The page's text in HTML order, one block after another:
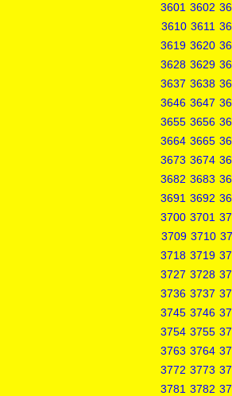
3601 3602
3610 3611
3619 3620
3628 3629
3637 3638
3646 3647
3655 3656
3664 3665
3673 3674
3682 3683
3691 3692
3700 3701
3709 3710
3718 3719
3727 3728
3736 3737
3745 3746
3754 3755
3763 3764
3772 3773
3781 3782